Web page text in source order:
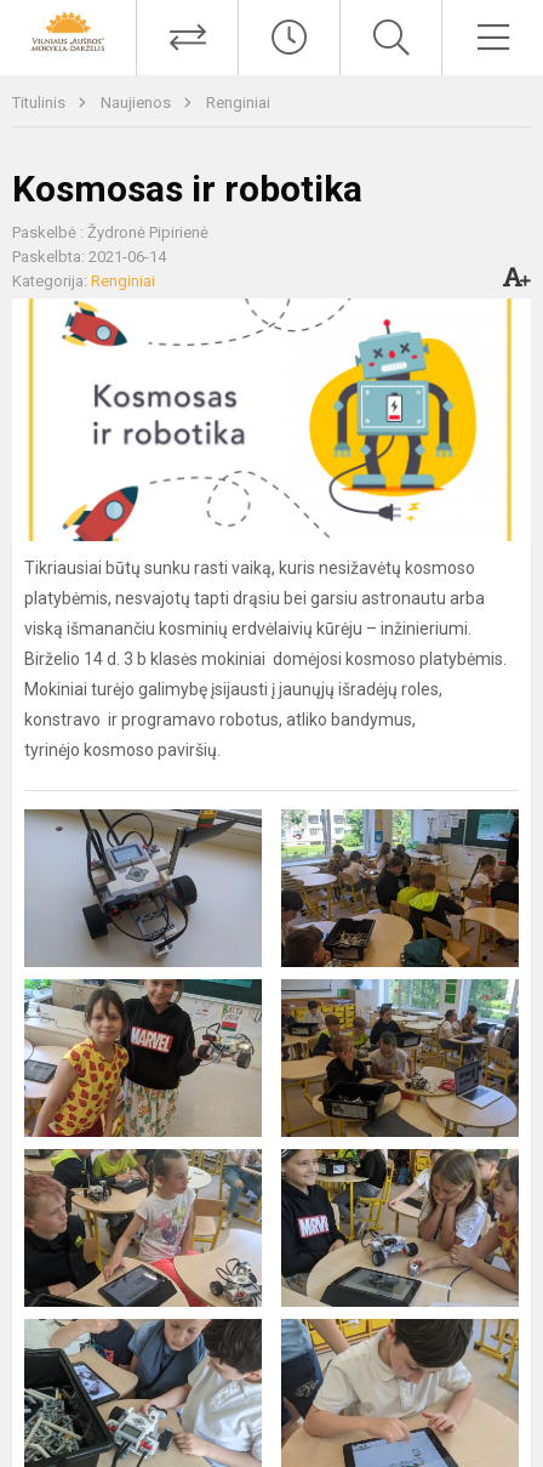
Titulinis Naujienos Renginiai
Kosmosas ir robotika
Paskelbė : Žydronė Pipirienė
Paskelbta: 2021-06-14
Kategorija: Renginiai
Tikriausiai būtų sunku rasti vaiką, kuris nesižavėtų kosmoso
platybėmis, nesvajotų tapti drąsiu bei garsiu astronautu arba
viską išmanančiu kosminių erdvėlaivių kūrėju – inžinieriumi.
Birželio 14 d. 3 b klasės mokiniai domėjosi kosmoso platybėmis.
Mokiniai turėjo galimybę įsijausti į jaunųjų išradėjų roles,
konstravo ir programavo robotus, atliko bandymus,
tyrinėjo kosmoso paviršių.